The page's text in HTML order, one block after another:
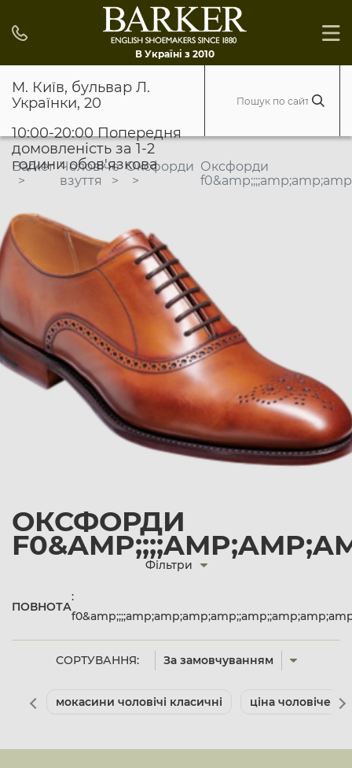
В Україні з 2010
М. Київ, бульвар Л.
Українки, 20
10:00-20:00 Попередня
домовленість за 1-2
години обов'язкова
Barker Чоловіче
взуття
Оксфорди Оксфорди
ОКСФОРДИ
СОРТУВАННЯ: За замовчуванням
Фільтри
ПОВНОТА
:
мокасини чоловічі класичні ціна чоловіче